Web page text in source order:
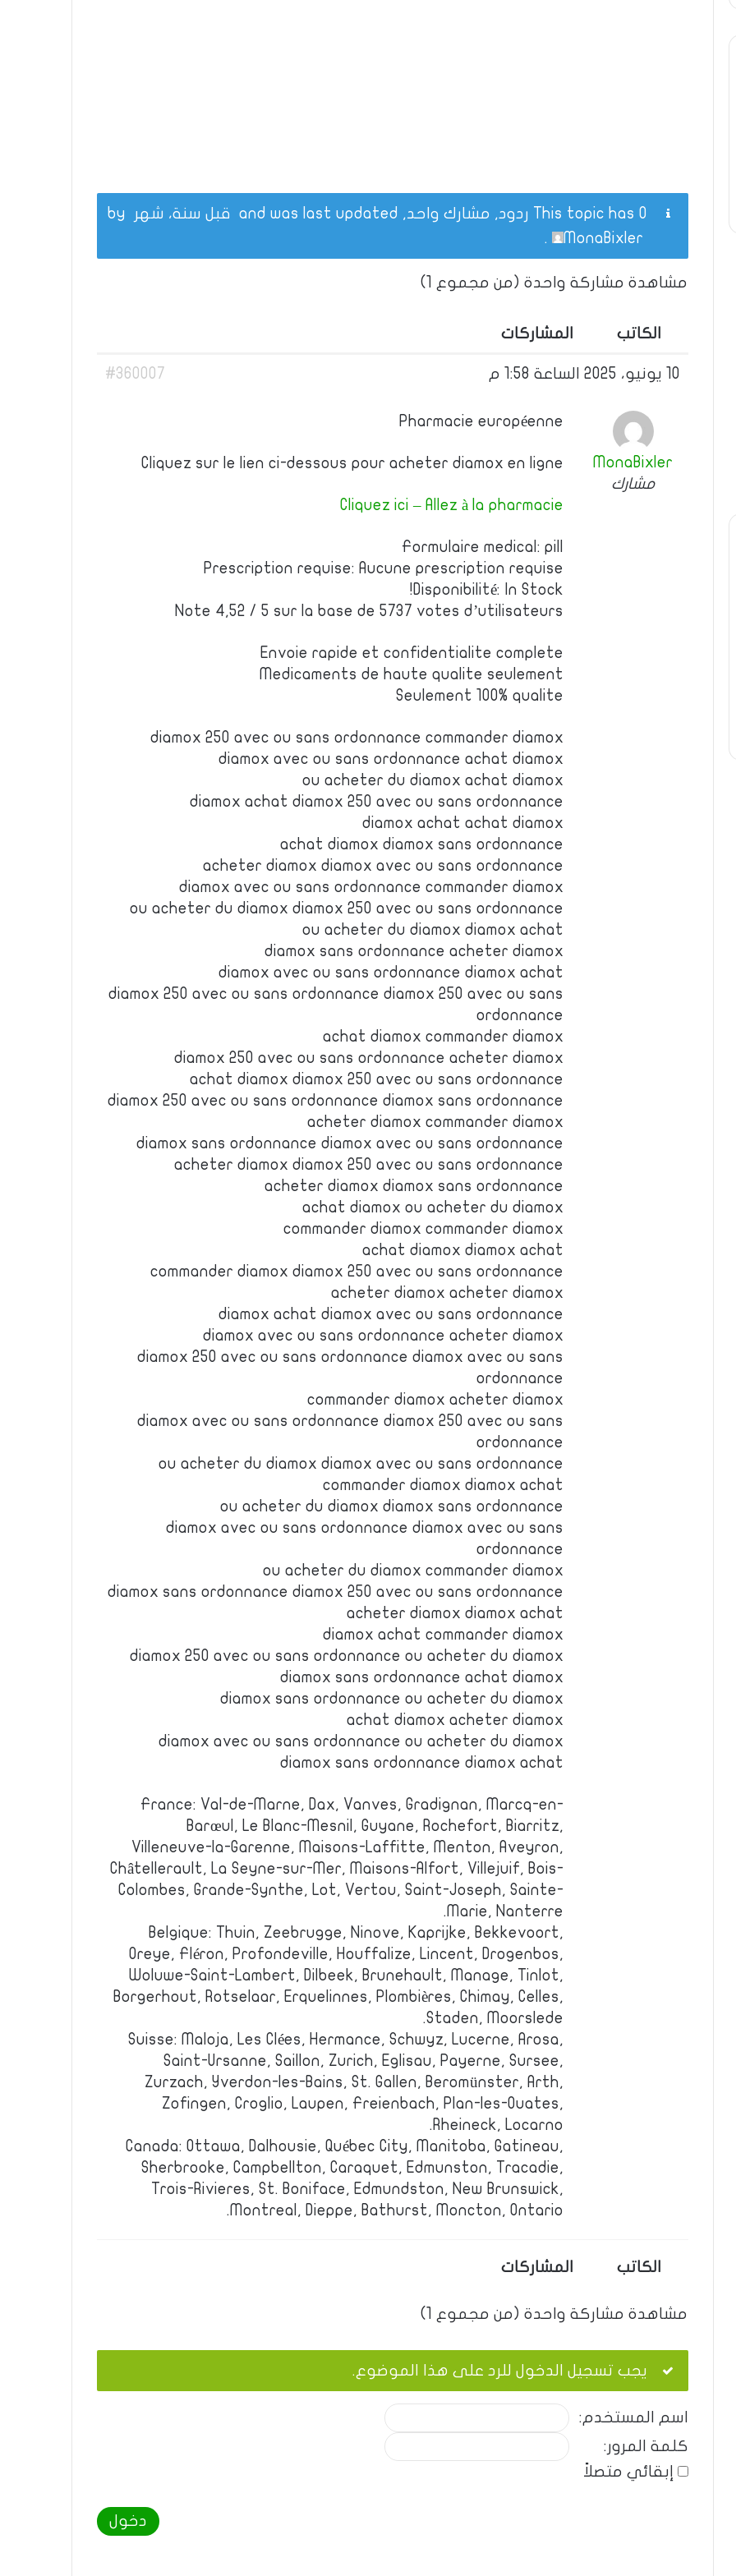
This topic has 0 ردود, مشارك واحد, and was last updated قبل سنة، شهر
MonaBixler
.
مشاهدة مشاركة واحدة (من مجموع 1)
الكاتب المشاركات
10 يونيو، 2025 الساعة 1:58 م #360007
MonaBixler
مشارك
Pharmacie européenne
Cliquez sur le lien ci-dessous pour acheter diamox en ligne
Cliquez ici – Allez à la pharmacie
Formulaire medical: pill
Prescription requise: Aucune prescription requise
Disponibilité: In Stock!
Note 4,52 / 5 sur la base de 5737 votes d’utilisateurs
Envoie rapide et confidentialite complete
Medicaments de haute qualite seulement
Seulement 100% qualite
diamox 250 avec ou sans ordonnance commander diamox
diamox avec ou sans ordonnance achat diamox
ou acheter du diamox achat diamox
diamox achat diamox 250 avec ou sans ordonnance
diamox achat achat diamox
achat diamox diamox sans ordonnance
acheter diamox diamox avec ou sans ordonnance
diamox avec ou sans ordonnance commander diamox
ou acheter du diamox diamox 250 avec ou sans ordonnance
ou acheter du diamox diamox achat
diamox sans ordonnance acheter diamox
diamox avec ou sans ordonnance diamox achat
diamox 250 avec ou sans ordonnance diamox 250 avec ou sans
ordonnance
achat diamox commander diamox
diamox 250 avec ou sans ordonnance acheter diamox
achat diamox diamox 250 avec ou sans ordonnance
diamox 250 avec ou sans ordonnance diamox sans ordonnance
acheter diamox commander diamox
diamox sans ordonnance diamox avec ou sans ordonnance
acheter diamox diamox 250 avec ou sans ordonnance
acheter diamox diamox sans ordonnance
achat diamox ou acheter du diamox
commander diamox commander diamox
achat diamox diamox achat
commander diamox diamox 250 avec ou sans ordonnance
acheter diamox acheter diamox
diamox achat diamox avec ou sans ordonnance
diamox avec ou sans ordonnance acheter diamox
diamox 250 avec ou sans ordonnance diamox avec ou sans
ordonnance
commander diamox acheter diamox
diamox avec ou sans ordonnance diamox 250 avec ou sans
ordonnance
ou acheter du diamox diamox avec ou sans ordonnance
commander diamox diamox achat
ou acheter du diamox diamox sans ordonnance
diamox avec ou sans ordonnance diamox avec ou sans
ordonnance
ou acheter du diamox commander diamox
diamox sans ordonnance diamox 250 avec ou sans ordonnance
acheter diamox diamox achat
diamox achat commander diamox
diamox 250 avec ou sans ordonnance ou acheter du diamox
diamox sans ordonnance achat diamox
diamox sans ordonnance ou acheter du diamox
achat diamox acheter diamox
diamox avec ou sans ordonnance ou acheter du diamox
diamox sans ordonnance diamox achat
France: Val-de-Marne, Dax, Vanves, Gradignan, Marcq-en-
Barœul, Le Blanc-Mesnil, Guyane, Rochefort, Biarritz,
Villeneuve-la-Garenne, Maisons-Laffitte, Menton, Aveyron,
Châtellerault, La Seyne-sur-Mer, Maisons-Alfort, Villejuif, Bois-
Colombes, Grande-Synthe, Lot, Vertou, Saint-Joseph, Sainte-
Marie, Nanterre.
Belgique: Thuin, Zeebrugge, Ninove, Kaprijke, Bekkevoort,
Oreye, Fléron, Profondeville, Houffalize, Lincent, Drogenbos,
Woluwe-Saint-Lambert, Dilbeek, Brunehault, Manage, Tinlot,
Borgerhout, Rotselaar, Erquelinnes, Plombières, Chimay, Celles,
Staden, Moorslede.
Suisse: Maloja, Les Clées, Hermance, Schwyz, Lucerne, Arosa,
Saint-Ursanne, Saillon, Zurich, Eglisau, Payerne, Sursee,
Zurzach, Yverdon-les-Bains, St. Gallen, Beromünster, Arth,
Zofingen, Croglio, Laupen, Freienbach, Plan-les-Ouates,
Rheineck, Locarno.
Canada: Ottawa, Dalhousie, Québec City, Manitoba, Gatineau,
Sherbrooke, Campbellton, Caraquet, Edmunston, Tracadie,
Trois-Rivieres, St. Boniface, Edmundston, New Brunswick,
Montreal, Dieppe, Bathurst, Moncton, Ontario.
الكاتب المشاركات
مشاهدة مشاركة واحدة (من مجموع 1)
يجب تسجيل الدخول للرد على هذا الموضوع.
اسم المستخدم:
كلمة المرور:
إبقائي متصلاً
دخول